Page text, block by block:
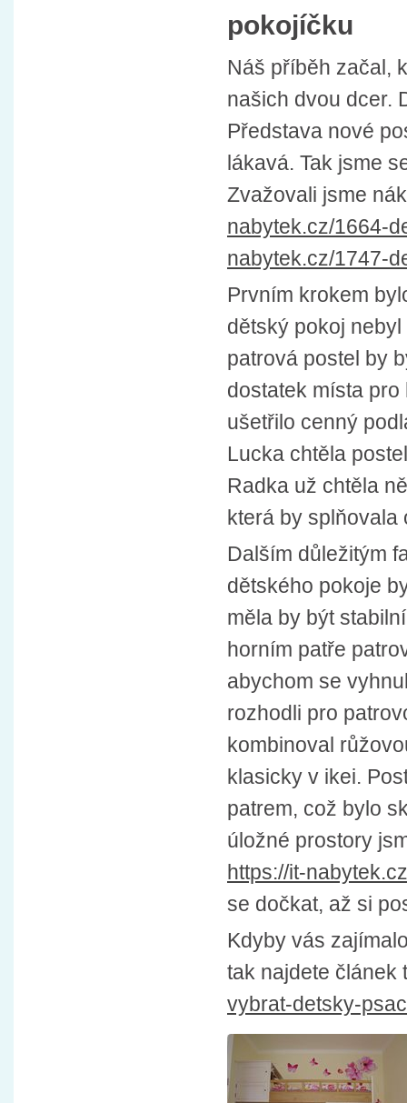
pokojíčku
Náš příběh začal,
našich dvou dcer.
Představa nové
lákavá. Tak jsme
Zvažovali jsme
nabytek.cz/1664-
nabytek.cz/1747-
Prvním krokem
dětský pokoj
patrová postel by
dostatek místa
ušetřilo cenný
Lucka chtěla
Radka už chtěla
která by splňovala
Dalším důležitým
dětského pokoje
měla by být
horním patře
abychom se
rozhodli pro
kombinoval
klasicky v ikei.
patrem, což bylo
úložné prostory
https://it-
se dočkat, až si
Kdyby vás
tak najdete článek
vybrat-detsky-